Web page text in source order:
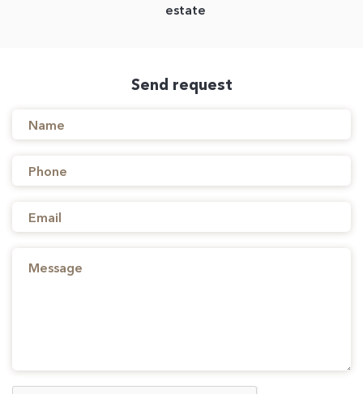
estate
Send request